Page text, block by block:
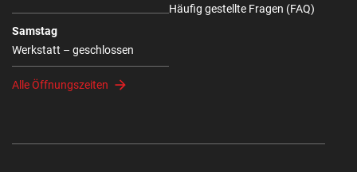
Samstag
Werkstatt – geschlossen
Alle Öffnungszeiten
Häufig gestellte Fragen (FAQ)